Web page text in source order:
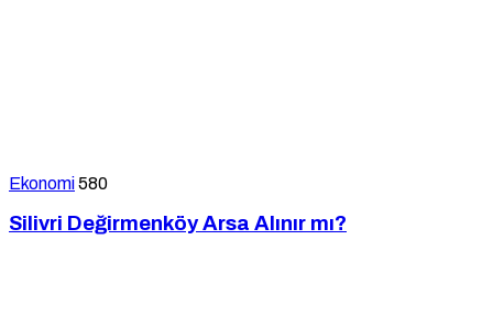
Ekonomi580
Silivri Değirmenköy Arsa Alınır mı?